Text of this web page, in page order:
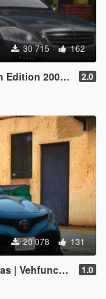
30 715 162
On / Unlocked] 2.0
20 078 131
V ] 1.0